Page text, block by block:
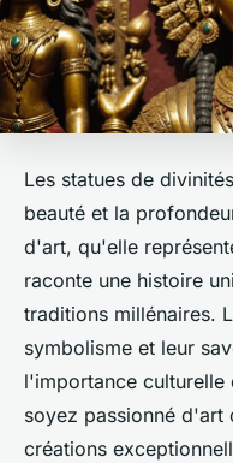
Les statues de
beauté et la
d'art, qu'elle
raconte une histoire
traditions millénaires.
symbolisme et leur
l'importance culturelle
soyez passionné d'art
créations